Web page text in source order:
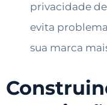
privacidade
evita
sua marca